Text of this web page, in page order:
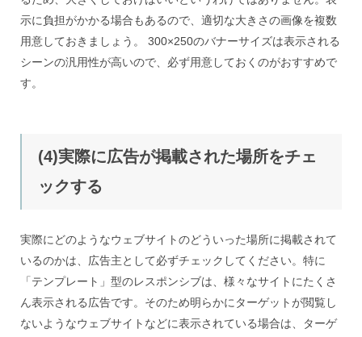
示に負担がかかる場合もあるので、適切な大きさの画像を複数
用意しておきましょう。 300×250のバナーサイズは表示される
シーンの汎用性が高いので、必ず用意しておくのがおすすめで
す。
(4)実際に広告が掲載された場所をチェ
ックする
実際にどのようなウェブサイトのどういった場所に掲載されて
いるのかは、広告主として必ずチェックしてください。特に
「テンプレート」型のレスポンシブは、様々なサイトにたくさ
ん表示される広告です。そのため明らかにターゲットが閲覧し
ないようなウェブサイトなどに表示されている場合は、ターゲ